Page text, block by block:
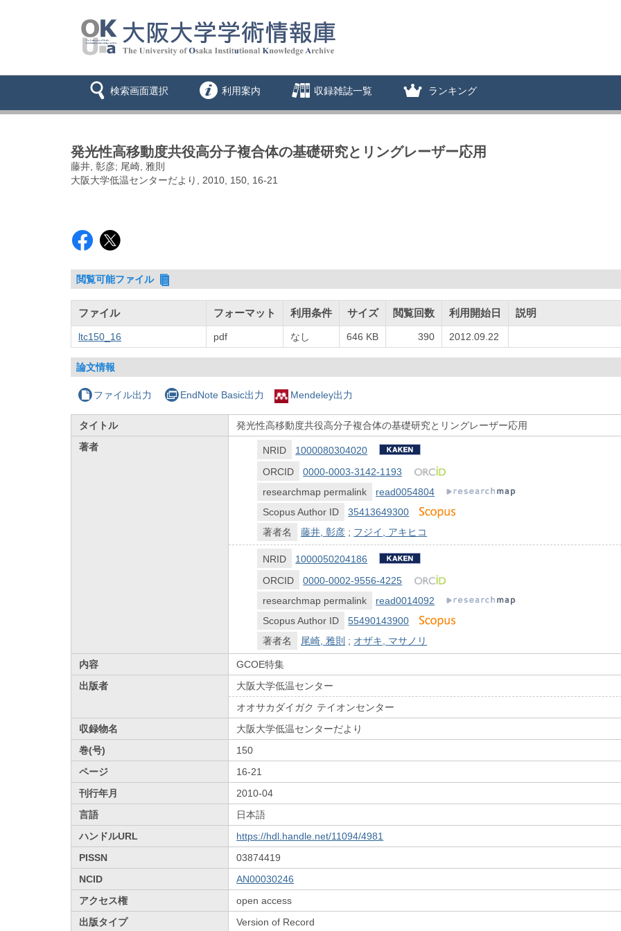
検索画面選択 利用案内 収録雑誌一覧 ランキング
発光性高移動度共役高分子複合体の基礎研究とリングレーザー応用
藤井, 彰彦; 尾崎, 雅則
大阪大学低温センターだより, 2010, 150, 16-21
閲覧可能ファイル
ファイル フォーマット 利用条件 サイズ 閲覧回数 利用開始日 説明
ltc150_16 pdf なし 646 KB 390 2012.09.22
論文情報
ファイル出力 EndNote Basic出力 Mendeley出力
タイトル
発光性高移動度共役高分子複合体の基礎研究とリングレーザー応用
著者
NRID
1000080304020
ORCID
0000-0003-3142-1193
researchmap permalink
read0054804
Scopus Author ID
35413649300
著者名
藤井, 彰彦 ; フジイ, アキヒコ
NRID
1000050204186
ORCID
0000-0002-9556-4225
researchmap permalink
read0014092
Scopus Author ID
55490143900
著者名
尾崎, 雅則 ; オザキ, マサノリ
内容
GCOE特集
出版者
大阪大学低温センター
オオサカダイガク テイオンセンター
収録物名
大阪大学低温センターだより
巻(号)
150
ページ
16-21
刊行年月
2010-04
言語
日本語
ハンドルURL
https://hdl.handle.net/11094/4981
PISSN
03874419
NCID
AN00030246
アクセス権
open access
出版タイプ
Version of Record